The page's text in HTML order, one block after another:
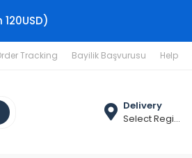
Tracking Bayilik Başvurusu Help
Delivery
Select Region